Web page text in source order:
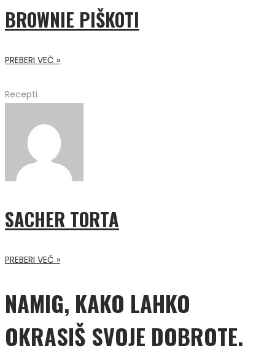
BROWNIE PIŠKOTI
PREBERI VEČ »
Recepti
SACHER TORTA
PREBERI VEČ »
NAMIG, KAKO LAHKO
OKRASIŠ SVOJE DOBROTE.